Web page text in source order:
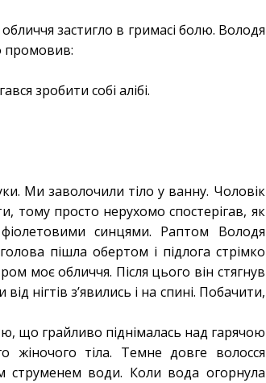
застигло в гримасі болю. Володя
промовив:
зробити собі алібі.
Ми заволочили тіло у ванну. Чоловік
тому просто нерухомо спостерігав, як
синцями. Раптом Володя
пішла обертом і підлога стрімко
моє обличчя. Після цього він стягнув
нігтів з’явились і на спині. Побачити,
що грайливо піднімалась над гарячою
тіла. Темне довге волосся
струменем води. Коли вода огорнула